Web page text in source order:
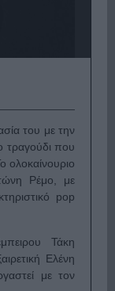
του με την
τραγούδι που
ολοκαίνουριο
Ρέμο, με
pop
Τάκη
Ελένη
με τον